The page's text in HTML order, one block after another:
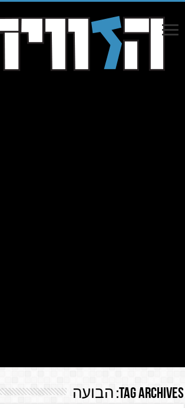
Tag Archives: הבועה